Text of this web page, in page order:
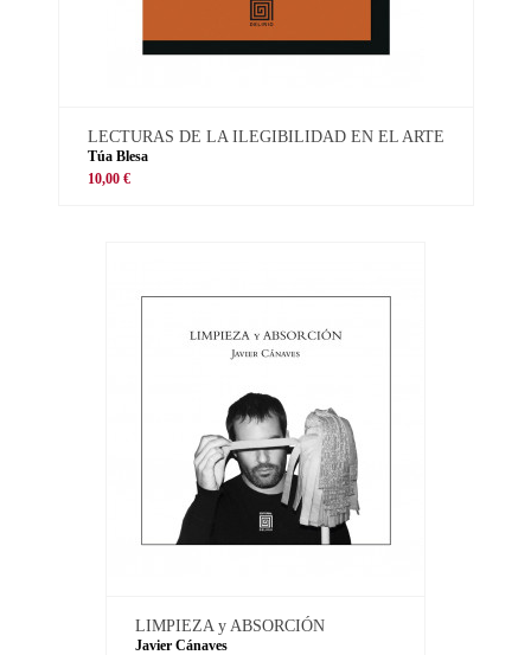
LECTURAS DE LA ILEGIBILIDAD EN EL ARTE
Túa Blesa
10,00 €
LIMPIEZA y ABSORCIÓN
Javier Cánaves